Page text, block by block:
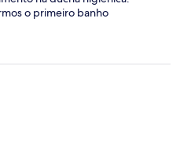
o primeiro banho
para o ralo e sim para dentro
para nós usarmos depois
simplesmente não tinha.
em pousadas até bem mais